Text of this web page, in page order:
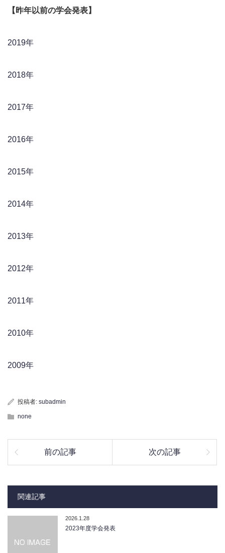
【昨年以前の学会発表】
2019年
2018年
2017年
2016年
2015年
2014年
2013年
2012年
2011年
2010年
2009年
投稿者: subadmin
none
前の記事 次の記事
関連記事
2026.1.28
2023年度学会発表